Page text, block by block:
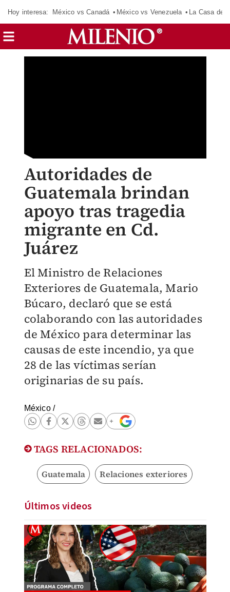
Hoy interesa: México vs Canadá México vs Venezuela La Casa de
Autoridades de
Guatemala brindan
apoyo tras tragedia
migrante en Cd.
Juárez
El Ministro de Relaciones
Exteriores de Guatemala, Mario
Búcaro, declaró que se está
colaborando con las autoridades
de México para determinar las
causas de este incendio, ya que
28 de las víctimas serían
originarias de su país.
México/
TAGS RELACIONADOS:
Guatemala Relaciones exteriores
Últimos videos